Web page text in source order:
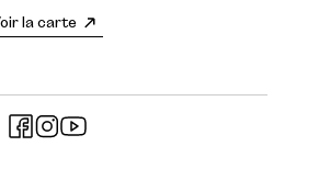
la carte